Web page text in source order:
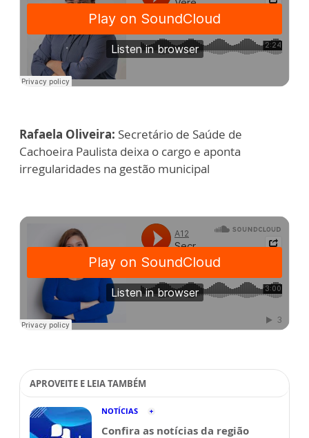
Rafaela Oliveira: Secretário de Saúde de
Cachoeira Paulista deixa o cargo e aponta
irregularidades na gestão municipal
APROVEITE E LEIA TAMBÉM
NOTÍCIAS
Confira as notícias da região